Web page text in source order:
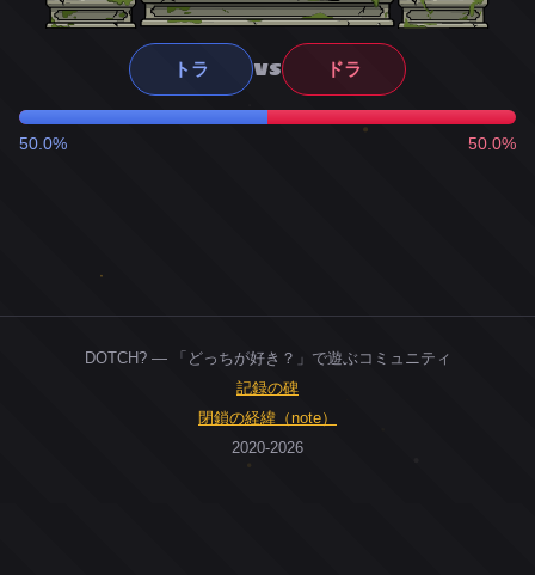
トラ VS ドラ
50.0% 50.0%
DOTCH? — 「どっちが好き？」で遊ぶコミュニティ
記録の碑
閉鎖の経緯（note）
2020-2026